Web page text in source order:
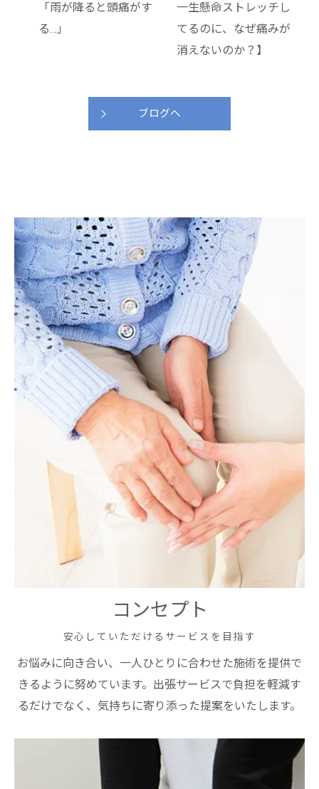
一生懸命ストレッチし
てるのに、なぜ痛みが
お正月2日目。
ブログへ
コンセプト
安心していただけるサービスを目指す
お悩みに向き合い、一人ひとりに合わせた施術を提供で
きるように努めています。出張サービスで負担を軽減す
るだけでなく、気持ちに寄り添った提案をいたします。